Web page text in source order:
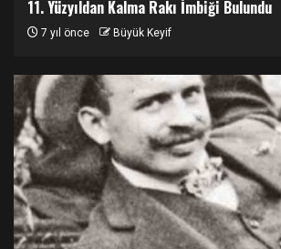
11. Yüzyıldan Kalma Rakı İmbiği Bulundu
7 yıl önce Büyük Keyif